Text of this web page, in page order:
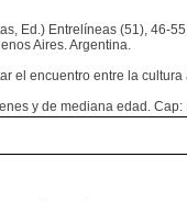
Ed.) Entrelíneas (51), 46-
Aires. Argentina.
el encuentro entre la
y de mediana edad.